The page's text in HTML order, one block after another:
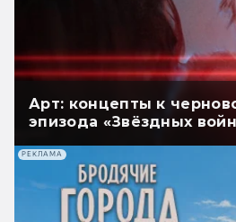
Арт: концепты к
эпизода «Звёздных
РЕКЛАМА